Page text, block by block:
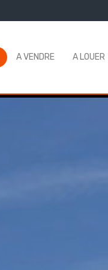
A VENDRE A LOUER